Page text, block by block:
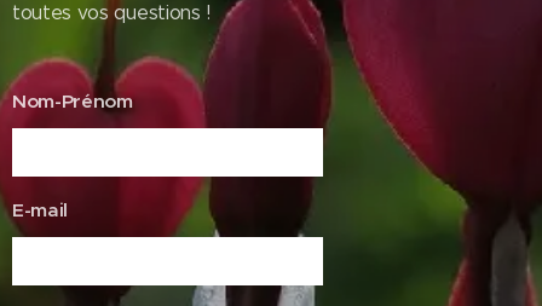
toutes vos questions !
Nom-Prénom
E-mail